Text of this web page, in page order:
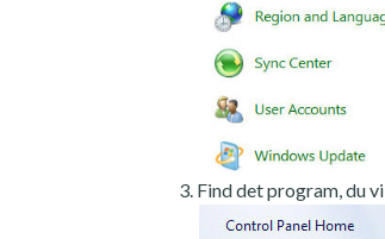
Find det program, du